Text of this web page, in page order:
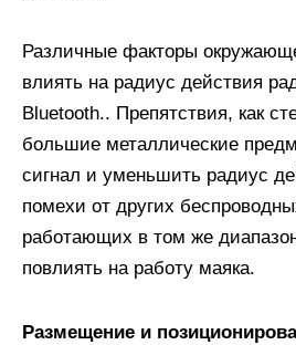
Различные факторы
влиять на радиус действия
Bluetooth.. Препятствия, как
большие металлические
сигнал и уменьшить радиус
помехи от других
работающих в том же
повлиять на работу маяка.
Размещение и